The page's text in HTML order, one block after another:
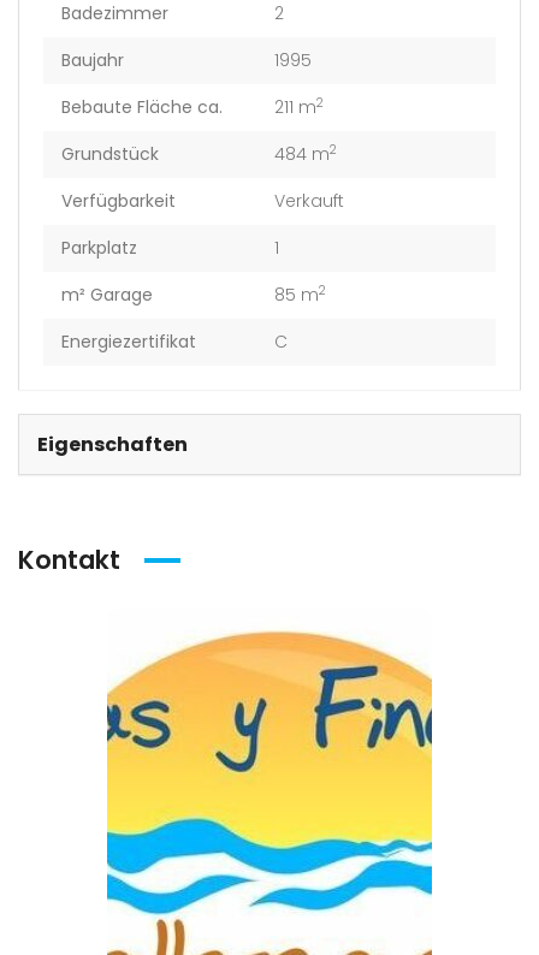
Badezimmer
2
Baujahr
1995
Bebaute Fläche ca.
211 m2
Grundstück 484 m2
Verfügbarkeit
Verkauft
Parkplatz
1
m² Garage
85 m2
Energiezertifikat C
Eigenschaften
Kontakt